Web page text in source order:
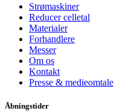
Strømaskiner
Reducer celletal
Materialer
Forhandlere
Messer
Om os
Kontakt
Presse & medieomtale
Åbningstider